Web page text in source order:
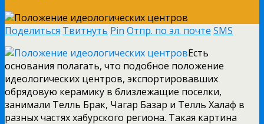
Поделиться Твитнуть Pin Отпр. по эл. почте SMS
Есть
основания полагать, что подобное положение
идеологических центров, экспортировавших
обрядовую керамику в близлежащие поселки,
занимали Телль Брак, Чагар Базар и Телль Халаф в
разных частях хабурского региона. Такая картина